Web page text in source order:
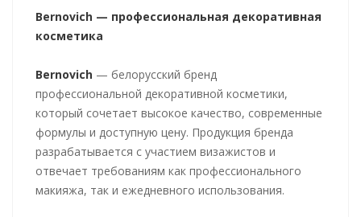
Bernovich — профессиональная декоративная
косметика
Bernovich — белорусский бренд
профессиональной декоративной косметики,
который сочетает высокое качество, современные
формулы и доступную цену. Продукция бренда
разрабатывается с участием визажистов и
отвечает требованиям как профессионального
макияжа, так и ежедневного использования.